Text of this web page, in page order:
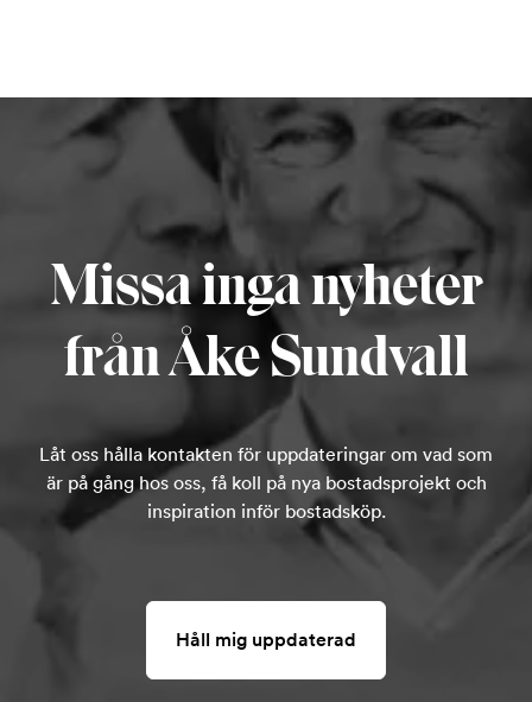
Missa inga nyheter
från Åke Sundvall
Låt oss hålla kontakten för uppdateringar om vad som
är på gång hos oss, få koll på nya bostadsprojekt och
inspiration inför bostadsköp.
Håll mig uppdaterad